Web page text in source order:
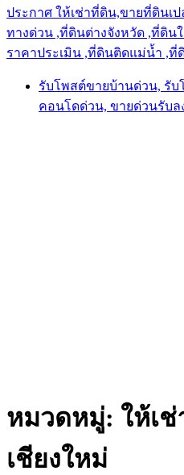
ประกาศ ให้เช่าที่ดิน,ขายที่ดินเ
ทางด่วน ,ที่ดินต่างจังหวัด ,ที่ดิน
ราคาประเมิน ,ที่ดินติดแม่น้ำ ,ที่
รับโพสต์ขายบ้านด่วน, รั
คอนโดด่วน, ขายด่วนรับล
หมวดหมู่: ให้เ
เชียงใหม่